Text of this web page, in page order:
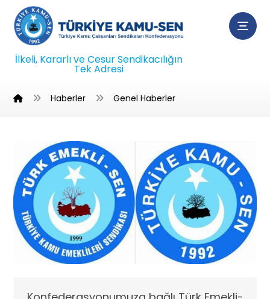
İlkeli, Kararlı ve Cesur Sendikacılığın
Tek Adresi
Haberler Genel Haberler